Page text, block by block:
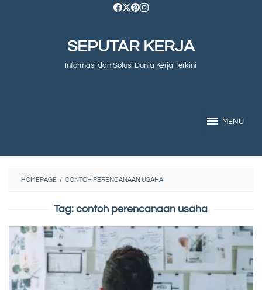
SEPUTAR KERJA
Informasi dan Solusi Dunia Kerja Terkini
MENU
HOMEPAGE / CONTOH PERENCANAAN USAHA
Tag:contoh perencanaan usaha